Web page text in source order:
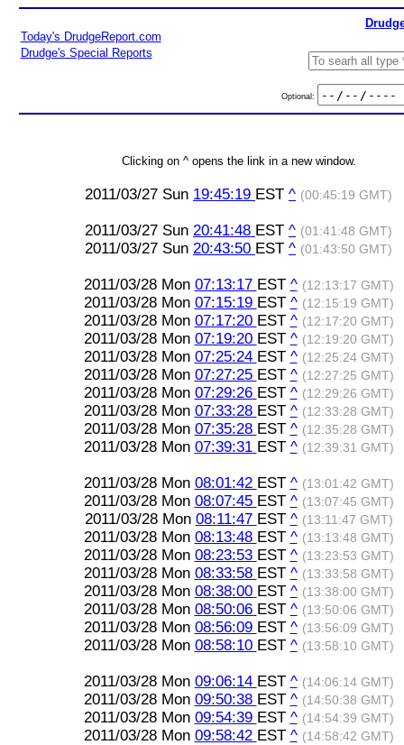
Today's DrudgeReport.com
Drudge's Special Reports
Optional:
Clicking on ^ opens the link in a new window.
2011/03/27 Sun 19:45:19 EST ^ (00:45:19 GMT)
2011/03/27 Sun 20:41:48 EST ^ (01:41:48 GMT)
2011/03/27 Sun 20:43:50 EST ^ (01:43:50 GMT)
2011/03/28 Mon 07:13:17 EST ^ (12:13:17 GMT)
2011/03/28 Mon 07:15:19 EST ^ (12:15:19 GMT)
2011/03/28 Mon 07:17:20 EST ^ (12:17:20 GMT)
2011/03/28 Mon 07:19:20 EST ^ (12:19:20 GMT)
2011/03/28 Mon 07:25:24 EST ^ (12:25:24 GMT)
2011/03/28 Mon 07:27:25 EST ^ (12:27:25 GMT)
2011/03/28 Mon 07:29:26 EST ^ (12:29:26 GMT)
2011/03/28 Mon 07:33:28 EST ^ (12:33:28 GMT)
2011/03/28 Mon 07:35:28 EST ^ (12:35:28 GMT)
2011/03/28 Mon 07:39:31 EST ^ (12:39:31 GMT)
2011/03/28 Mon 08:01:42 EST ^ (13:01:42 GMT)
2011/03/28 Mon 08:07:45 EST ^ (13:07:45 GMT)
2011/03/28 Mon 08:11:47 EST ^ (13:11:47 GMT)
2011/03/28 Mon 08:13:48 EST ^ (13:13:48 GMT)
2011/03/28 Mon 08:23:53 EST ^ (13:23:53 GMT)
2011/03/28 Mon 08:33:58 EST ^ (13:33:58 GMT)
2011/03/28 Mon 08:38:00 EST ^ (13:38:00 GMT)
2011/03/28 Mon 08:50:06 EST ^ (13:50:06 GMT)
2011/03/28 Mon 08:56:09 EST ^ (13:56:09 GMT)
2011/03/28 Mon 08:58:10 EST ^ (13:58:10 GMT)
2011/03/28 Mon 09:06:14 EST ^ (14:06:14 GMT)
2011/03/28 Mon 09:50:38 EST ^ (14:50:38 GMT)
2011/03/28 Mon 09:54:39 EST ^ (14:54:39 GMT)
2011/03/28 Mon 09:58:42 EST ^ (14:58:42 GMT)